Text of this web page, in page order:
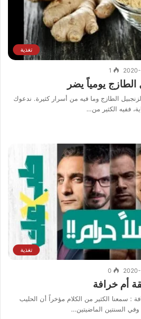
تغذية
1
يومياً يضر
الطازج وما فيه من أسرار كثيرة. ندعوك
ففيه الكثير من…
تغذية
0
أم خرافة
: سمعنا الكثير من الكلام مؤخراً أن الحليب
وفي السنتين الماضيتين…